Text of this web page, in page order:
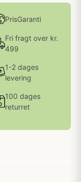
PrisGaranti
Fri fragt over kr.
499
1-2 dages
levering
100 dages
returret